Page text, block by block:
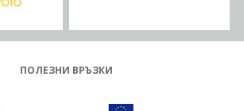
ПОЛЕЗНИ ВРЪЗКИ